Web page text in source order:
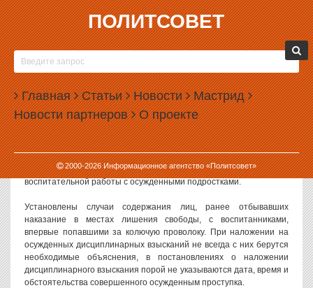
ПОЛИТСОВЕТ
Главная Статьи Новости Мастрид
Новости партнеров О проекте
2000-2026Информационное агентство «Политсовет»
29.04.2008, 10:47
В ВОСПИТАТЕЛЬНОЙ КОЛОНИИ
КРАСНОТУРЬИНСКА НЕОПЫТНЫХ
ПРЕСТУПНИКОВ САДИЛИ В КАМЕРЫ С
РЕЦИДИВИСТАМИ
Прокуратура Свердловской области провела проверку
деятельности Краснотурьинской воспитательной колонии, где
содержатся не достигшие совершеннолетия осужденные, и
выявила многочисленные нарушения в организации
воспитательной работы с осужденными подростками.
Установлены случаи содержания лиц, ранее отбывавших
наказание в местах лишения свободы, с воспитанниками,
впервые попавшими за колючую проволоку. При наложении на
осужденных дисциплинарных взысканий не всегда с них берутся
необходимые объяснения, в постановлениях о наложении
дисциплинарного взыскания порой не указываются дата, время и
обстоятельства совершенного осужденным проступка.